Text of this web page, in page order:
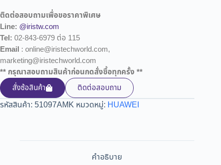
ติดต่อสอบถามเพื่อขอราคาพิเศษ
Line: @iristw.com
Tel: 02-843-6979 ต่อ 115
Email : online@iristechworld.com,
marketing@iristechworld.com
** กรุณาสอบถามสินค้าก่อนกดสั่งซื้อทุกครั้ง **
สั่งซ้อสินค้า
ติดต่อสอบถาม
รหัสสินค้า: 51097AMK หมวดหมู่: HUAWEI
คำอธิบาย